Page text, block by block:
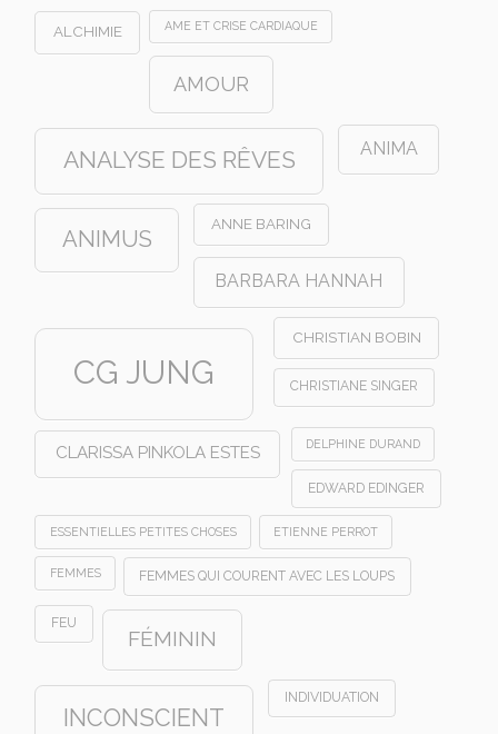
ALCHIMIE AME ET CRISE CARDIAQUE
AMOUR
ANALYSE DES RÊVES ANIMA
ANIMUS
ANNE BARING
BARBARA HANNAH
CG JUNG
CHRISTIAN BOBIN
CHRISTIANE SINGER
CLARISSA PINKOLA ESTES DELPHINE DURAND
EDWARD EDINGER
ESSENTIELLES PETITES CHOSES ETIENNE PERROT
FEMMES FEMMES QUI COURENT AVEC LES LOUPS
FEU
FÉMININ
INCONSCIENT
INDIVIDUATION